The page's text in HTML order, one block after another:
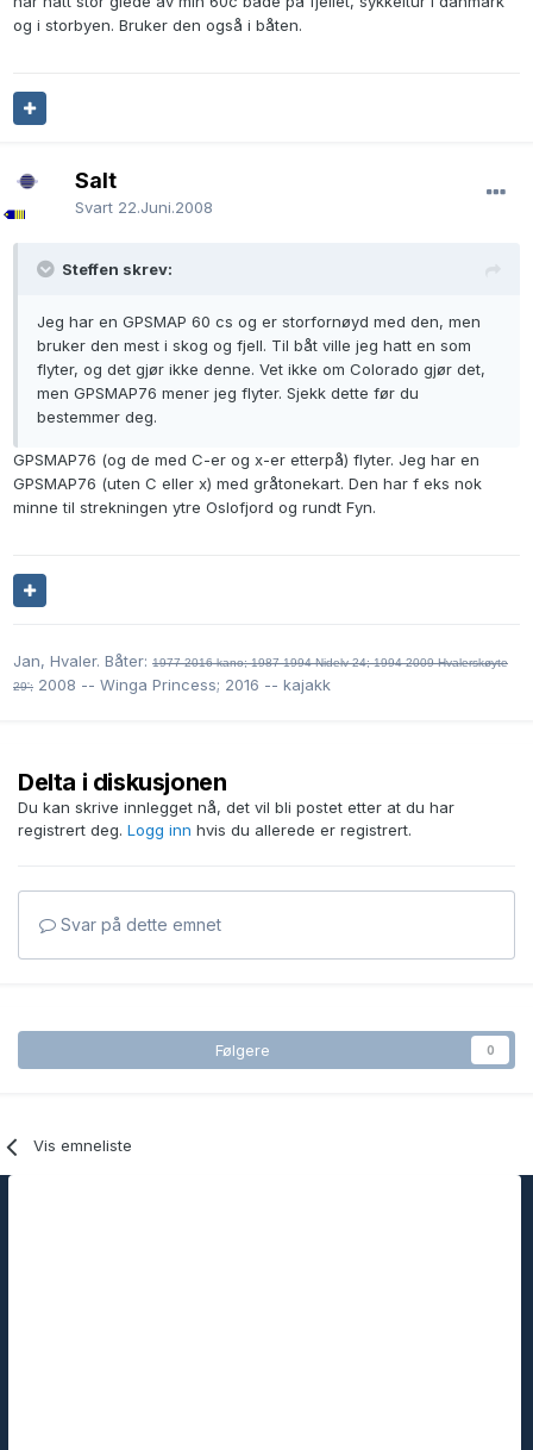
og i storbyen. Bruker den også i båten.
Salt
Svart 22.Juni.2008
Steffen skrev:
Jeg har en GPSMAP 60 cs og er storfornøyd med den, men
bruker den mest i skog og fjell. Til båt ville jeg hatt en som
flyter, og det gjør ikke denne. Vet ikke om Colorado gjør det,
men GPSMAP76 mener jeg flyter. Sjekk dette før du
bestemmer deg.
GPSMAP76 (og de med C-er og x-er etterpå) flyter. Jeg har en
GPSMAP76 (uten C eller x) med gråtonekart. Den har f eks nok
minne til strekningen ytre Oslofjord og rundt Fyn.
Jan, Hvaler. Båter: 1977-2016 kano;1987-1994 Nidelv 24; 1994-2009 Hvalerskøyte
29'; 2008 -- Winga Princess; 2016 -- kajakk
Delta i diskusjonen
Du kan skrive innlegget nå, det vil bli postet etter at du har
registrert deg. Logg inn hvis du allerede er registrert.
Svar på dette emnet
Følgere 0
Vis emneliste